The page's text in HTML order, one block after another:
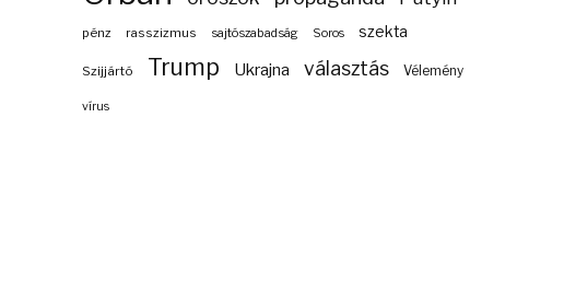
pénz rasszizmus sajtószabadság Soros szekta
Szijjártó Trump Ukrajna választás Vélemény
vírus